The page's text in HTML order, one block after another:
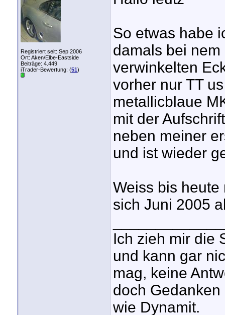
Registriert seit: Sep 2006
Ort: Aken/Elbe-Eastside
Beiträge: 4.449
iTrader-Bewertung: (51)
So etwas habe
damals bei
verwinkelten
vorher nur TT
metallicblaue
mit der
neben meiner
und ist wieder
Weiss bis
sich Juni 2005
Ich zieh mir die
und kann gar
mag, keine
doch
wie Dynamit.